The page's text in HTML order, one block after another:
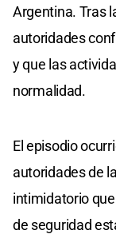
Argentina. Tras
autoridades
y que las
normalidad.
El episodio
autoridades de
intimidatorio
de seguridad